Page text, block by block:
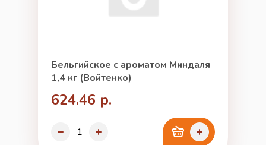
Бельгийское с ароматом Миндаля
1,4 кг (Войтенко)
624.46 р.